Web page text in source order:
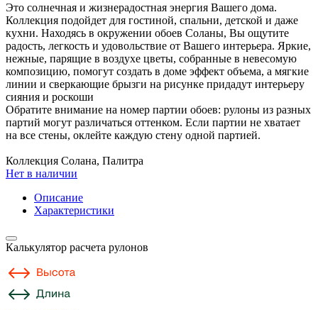
Это солнечная и жизнерадостная энергия Вашего дома.
Коллекция подойдет для гостиной, спальни, детской и даже
кухни. Находясь в окружении обоев Соланы, Вы ощутите
радость, легкость и удовольствие от Вашего интерьера. Яркие,
нежные, парящие в воздухе цветы, собранные в невесомую
композицию, помогут создать в доме эффект объема, а мягкие
линии и сверкающие брызги на рисунке придадут интерьеру
сияния и роскоши
Обратите внимание на номер партии обоев: рулоны из разных
партий могут различаться оттенком. Если партии не хватает
на все стены, оклейте каждую стену одной партией.
Коллекция Солана, Палитра
Нет в наличии
Описание
Характеристики
Калькулятор расчета рулонов